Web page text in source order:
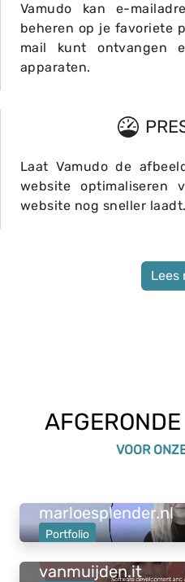
Vamudo kan e-
beheren op je favoriete
mail kunt ontvangen
apparaten.
Laat Vamudo de
website optimaliseren
website nog sneller laadt.
Lees
VOOR
marloesplender.nl
Portfolio
vanmuijden.it